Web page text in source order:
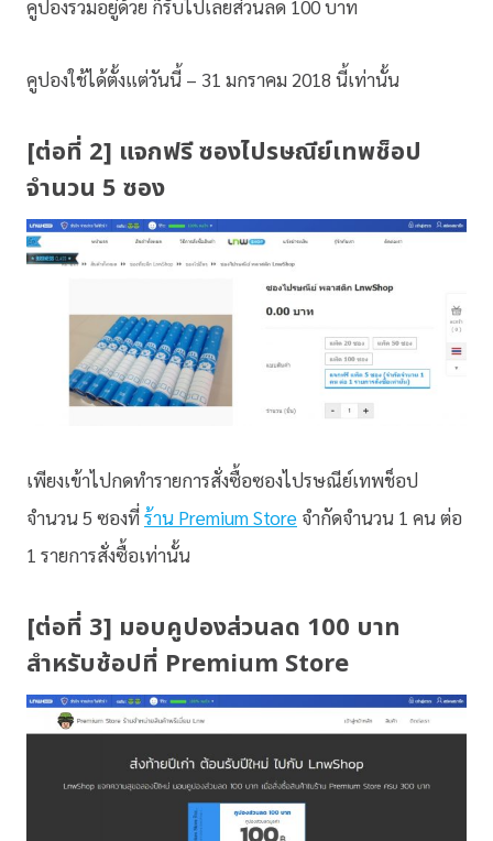
คูปองรวมอยู่ด้วย ก็รับไปเลยส่วนลด 100 บาท
คูปองใช้ได้ตั้งแต่วันนี้ – 31 มกราคม 2018 นี้เท่านั้น
[ต่อที่ 2] แจกฟรี ซองไปรษณีย์เทพช็อป
จำนวน 5 ซอง
เพียงเข้าไปกดทำรายการสั่งซื้อซองไปรษณีย์เทพช็อป
จำนวน 5 ซองที่ร้าน Premium Store จำกัดจำนวน 1 คน ต่อ
1 รายการสั่งซื้อเท่านั้น
[ต่อที่ 3] มอบคูปองส่วนลด 100 บาท
สำหรับช้อปที่ Premium Store